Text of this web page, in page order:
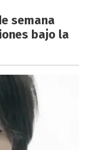
semana
bajo la